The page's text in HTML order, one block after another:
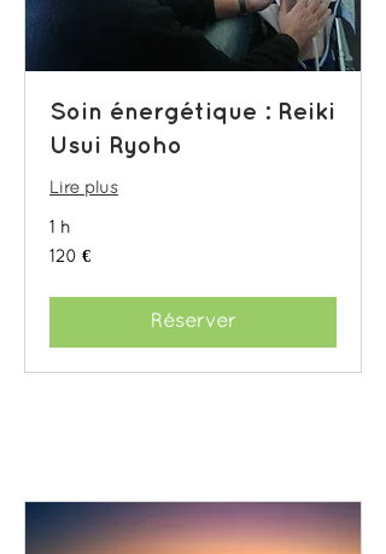
Soin énergétique : Reiki
Usui Ryoho
Lire plus
1 h
120
euros
120 €
Réserver